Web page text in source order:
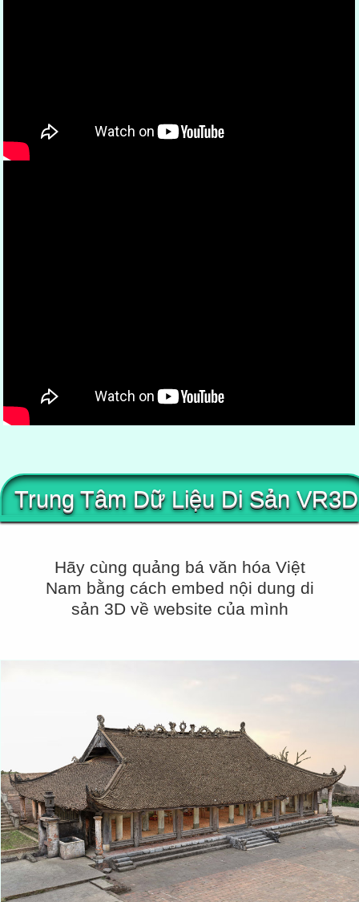
Trung Tâm Dữ Liệu Di Sản VR3D
Hãy cùng quảng bá văn hóa Việt
Nam bằng cách embed nội dung di
sản 3D về website của mình